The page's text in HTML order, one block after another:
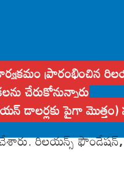
కార్యక్రమం
చేరుకోనున్నారు
డాలర్లకు పైగా మొత్తం)
చేశారు. రిలయన్స్ ఫౌండేషన్